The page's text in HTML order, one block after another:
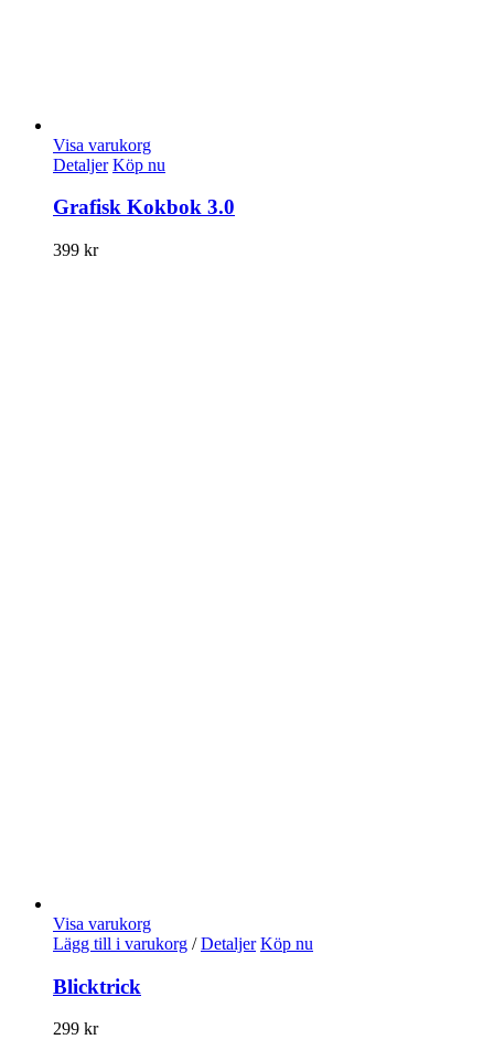
Visa varukorg
Detaljer Köp nu
Grafisk Kokbok 3.0
399 kr
Visa varukorg
Lägg till i varukorg / Detaljer Köp nu
Blicktrick
299 kr